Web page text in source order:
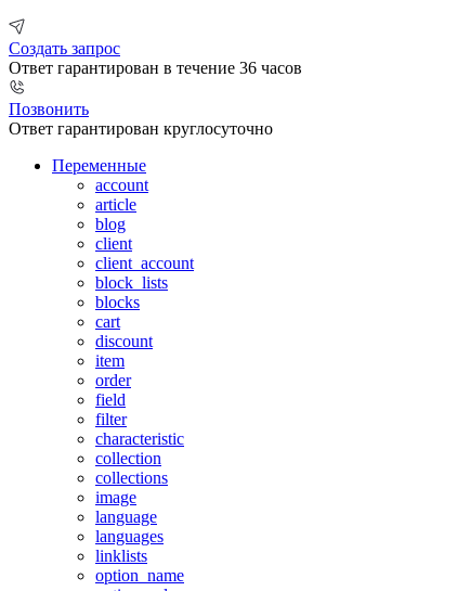
Создать запрос
Ответ гарантирован в течение 36 часов
Позвонить
Ответ гарантирован круглосуточно
Переменные
account
article
blog
client
client_account
block_lists
blocks
cart
discount
item
order
field
filter
characteristic
collection
collections
image
language
languages
linklists
option_name